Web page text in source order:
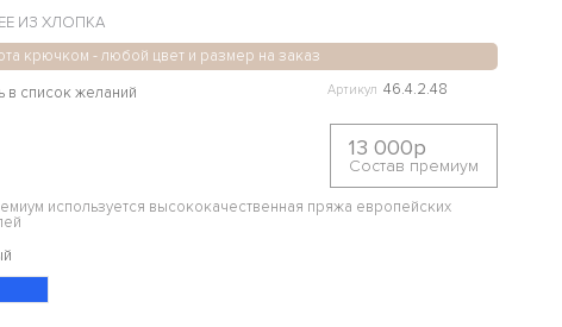
ИЗ ХЛОПКА
крючком - любой цвет и размер на заказ
Артикул 46.4.2.48
13 000р
Состав премиум
используется высококачественная пряжа европейских